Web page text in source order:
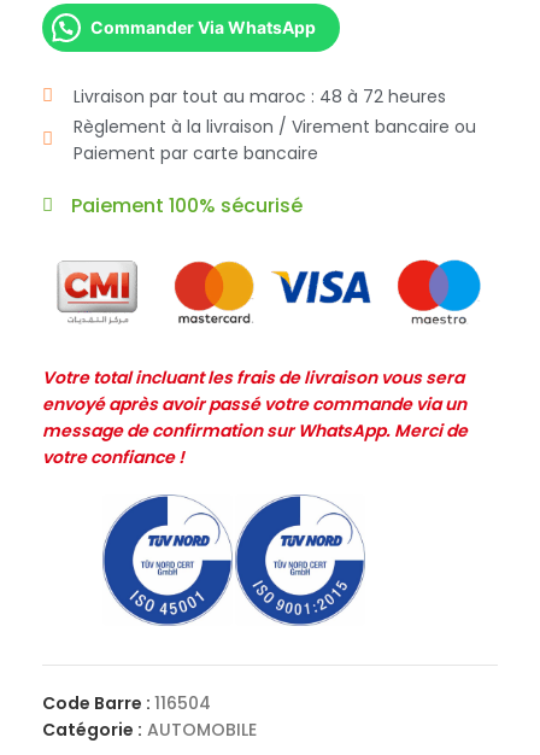
Commander Via WhatsApp
Livraison par tout au maroc : 48 à 72 heures
Règlement à la livraison / Virement bancaire ou
Paiement par carte bancaire
Paiement 100% sécurisé
Votre total incluant les frais de livraison vous sera
envoyé après avoir passé votre commande via un
message de confirmation sur WhatsApp. Merci de
votre confiance !
Code Barre : 116504
Catégorie : AUTOMOBILE